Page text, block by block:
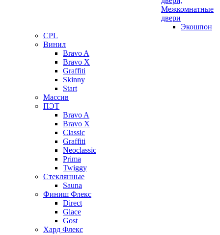
Межкомнатные
двери
Экошпон
CPL
Винил
Bravo A
Bravo X
Graffiti
Skinny
Start
Массив
ПЭТ
Bravo A
Bravo X
Classic
Graffiti
Neoclassic
Prima
Twiggy
Стеклянные
Sauna
Финиш Флекс
Direct
Glace
Gost
Хард Флекс